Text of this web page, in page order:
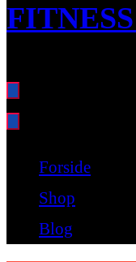
Bare endnu et
Forside
Shop
Blog